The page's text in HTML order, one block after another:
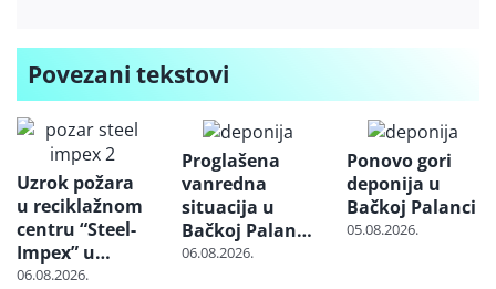
Povezani tekstovi
Uzrok požara
u reciklažnom
centru “Steel-
Impex” u
Kraljevu još
06.08.2026.
Proglašena
vanredna
situacija u
Bačkoj Palanci
zbog požara
06.08.2026.
Ponovo gori
deponija u
Bačkoj Palanci
05.08.2026.